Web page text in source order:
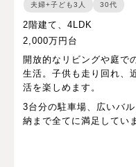
夫婦+子ども3人 30代
2階建て、4LDK
2,000万円台
開放的なリビングや庭で
生活。子供も走り回れ、
活を楽しめます。
3台分の駐車場、広いバ
納まで全てに満足してい